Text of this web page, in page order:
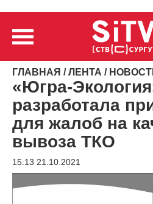
ГЛАВНАЯ /ЛЕНТА /
«Югра-
разработала
для жалоб на
вывоза ТКО
15:13 21.10.2021